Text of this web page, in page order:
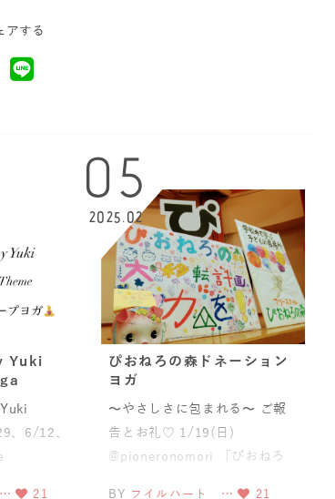
アする
Yuki
6/12、
21
05
2025.02
ぴおねろの森ドネーション
ヨガ
〜やさしさに包まれる〜 ご報
告とお礼♡ 1/19(日)
@pioneronomori 「ぴおねろ
BY フイルハート … 21